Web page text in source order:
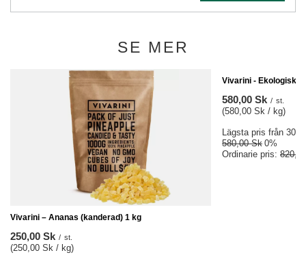
SE MER
Vivarini – Ananas (kanderad) 1 kg
250,00 Sk / st.
(250,00 Sk / kg)
Vivarini - Ekologisk
580,00 Sk / st.
(580,00 Sk / kg)
Lägsta pris från 30
580,00 Sk 0%
Ordinarie pris: